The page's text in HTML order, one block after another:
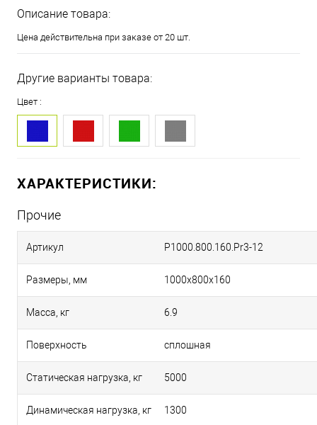
Описание товара:
Цена действительна при заказе от 20 шт.
Другие варианты товара:
Цвет :
ХАРАКТЕРИСТИКИ:
Прочие
Артикул P1000.800.160.Pr3-12
Размеры, мм 1000х800х160
Масса, кг 6.9
Поверхность сплошная
Статическая нагрузка, кг 5000
Динамическая нагрузка, кг 1300